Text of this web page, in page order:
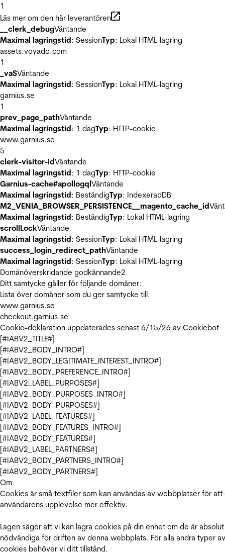
1
Läs mer om den här leverantören
__clerk_debugVäntande
Maximal lagringstid: SessionTyp: Lokal HTML-lagring
assets.voyado.com
1
_vaSVäntande
Maximal lagringstid: SessionTyp: Lokal HTML-lagring
garnius.se
1
prev_page_pathVäntande
Maximal lagringstid: 1 dagTyp: HTTP-cookie
www.garnius.se
5
clerk-visitor-idVäntande
Maximal lagringstid: 1 dagTyp: HTTP-cookie
Garnius-cache#apollogqlVäntande
Maximal lagringstid: BeständigTyp: IndexeradDB
M2_VENIA_BROWSER_PERSISTENCE__magento_cache_id
Maximal lagringstid: BeständigTyp: Lokal HTML-lagring
scrollLockVäntande
Maximal lagringstid: SessionTyp: Lokal HTML-lagring
success_login_redirect_pathVäntande
Maximal lagringstid: SessionTyp: Lokal HTML-lagring
Domänöverskridande godkännande2
Ditt samtycke gäller för följande domäner:
Lista över domäner som du ger samtycke till:
www.garnius.se
checkout.garnius.se
Cookie-deklaration uppdaterades senast 6/15/26 av Cookiebot
[#IABV2_TITLE#]
[#IABV2_BODY_INTRO#]
[#IABV2_BODY_LEGITIMATE_INTEREST_INTRO#]
[#IABV2_BODY_PREFERENCE_INTRO#]
[#IABV2_LABEL_PURPOSES#]
[#IABV2_BODY_PURPOSES_INTRO#]
[#IABV2_BODY_PURPOSES#]
[#IABV2_LABEL_FEATURES#]
[#IABV2_BODY_FEATURES_INTRO#]
[#IABV2_BODY_FEATURES#]
[#IABV2_LABEL_PARTNERS#]
[#IABV2_BODY_PARTNERS_INTRO#]
[#IABV2_BODY_PARTNERS#]
Om
Cookies är små textfiler som kan användas av webbplatser för att
användarens upplevelse mer effektiv.
Lagen säger att vi kan lagra cookies på din enhet om de är absolut
nödvändiga för driften av denna webbplats. För alla andra typer av
cookies behöver vi ditt tillstånd.